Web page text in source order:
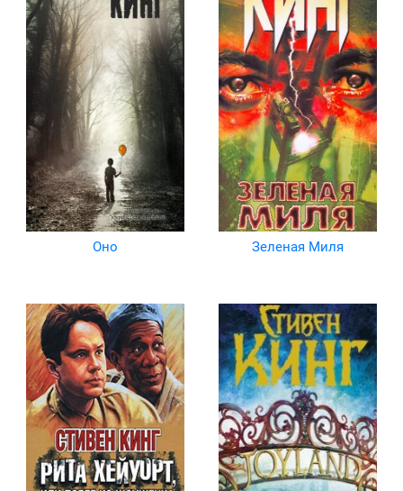
Оно Зеленая Миля